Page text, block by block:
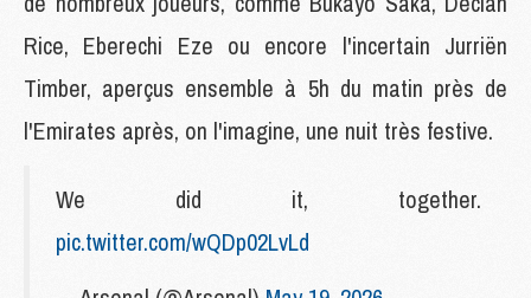
Rice, Eberechi Eze ou encore l'incertain Jurriën
Timber, aperçus ensemble à 5h du matin près de
l'Emirates après, on l'imagine, une nuit très festive.
We did it, together.
pic.twitter.com/wQDp02LvLd